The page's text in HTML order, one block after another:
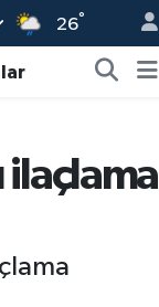
26°
ilaçlama